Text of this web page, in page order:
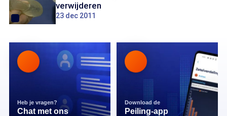
verwijderen
23 dec 2011
Heb je vragen?
Chat met ons
Download de
Peiling-app